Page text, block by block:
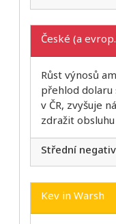
České (a
Růst výnosů
přehlod dolaru
v ČR, zvyšuje
zdražit
Střední
Kev in Warsh